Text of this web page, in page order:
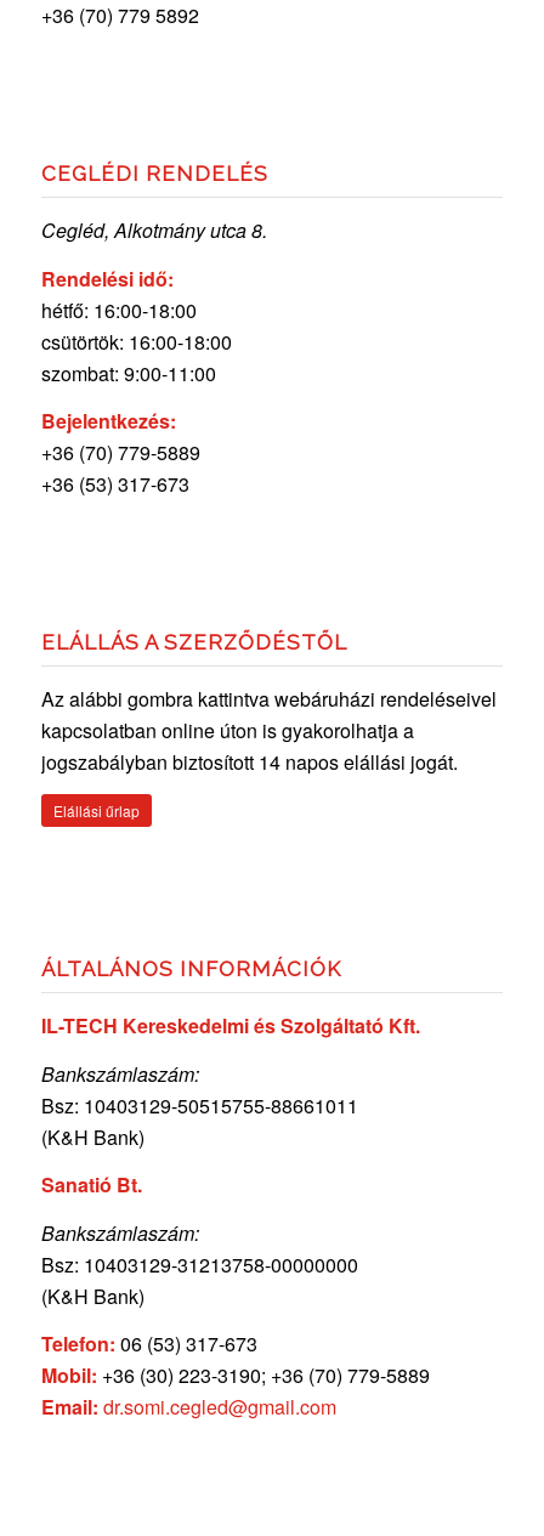
+36 (70) 779 5892
CEGLÉDI RENDELÉS
Cegléd, Alkotmány utca 8.
Rendelési idő:
hétfő: 16:00-18:00
csütörtök: 16:00-18:00
szombat: 9:00-11:00
Bejelentkezés:
+36 (70) 779-5889
+36 (53) 317-673
ELÁLLÁS A SZERZŐDÉSTŐL
Az alábbi gombra kattintva webáruházi rendeléseivel
kapcsolatban online úton is gyakorolhatja a
jogszabályban biztosított 14 napos elállási jogát.
Elállási űrlap
ÁLTALÁNOS INFORMÁCIÓK
IL-TECH Kereskedelmi és Szolgáltató Kft.
Bankszámlaszám:
Bsz: 10403129-50515755-88661011
(K&H Bank)
Sanatió Bt.
Bankszámlaszám:
Bsz: 10403129-31213758-00000000
(K&H Bank)
Telefon: 06 (53) 317-673
Mobil: +36 (30) 223-3190; +36 (70) 779-5889
Email: dr.somi.cegled@gmail.com